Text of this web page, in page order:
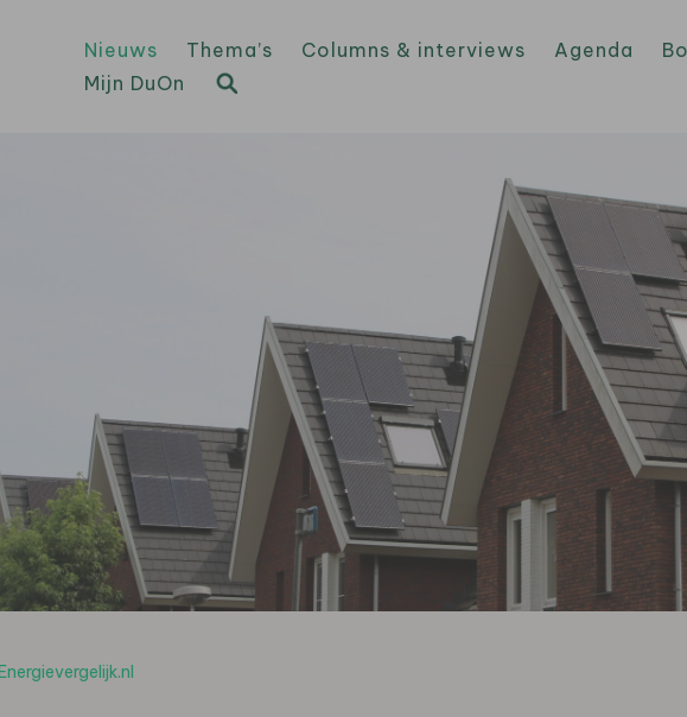
Nieuws Thema’s Columns & interviews Agenda
Mijn DuOn